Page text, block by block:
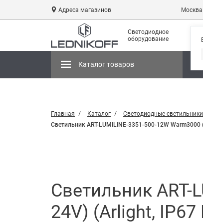
Адреса магазинов Москва
Светодиодное
оборудование
Каталог товаров
Главная Каталог Светодиодные
Светильник ART-LUMILINE-3351-500-12W
Светильник ART-
24V) (Arlight,